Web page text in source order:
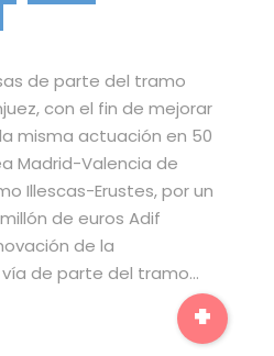
de parte del tramo
con el fin de mejorar
misma actuación en 50
Madrid-Valencia de
Illescas-Erustes, por un
de euros Adif
de la
de parte del tramo…
+